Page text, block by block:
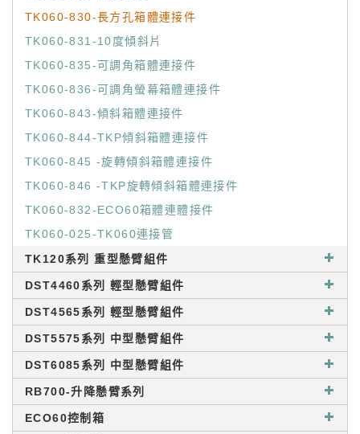
TK060-830-長方孔箱體連接件
TK060-831-10度傾斜片
TK060-835-可調角箱體連接件
TK060-836-可調角螢幕箱體連接件
TK060-843-傾斜箱體連接件
TK060-844-TKP傾斜箱體連接件
TK060-845 -旋轉傾斜箱體連接件
TK060-846 -TKP旋轉傾斜箱體連接件
TK060-832-ECO60箱體連體接件
TK060-025-TK060連接管
TK120系列 重型懸臂組件
DST4460系列 輕型懸臂組件
DST4565系列 輕型懸臂組件
DST5575系列 中型懸臂組件
DST6085系列 中型懸臂組件
RB700-升降懸臂系列
ECO60控制箱